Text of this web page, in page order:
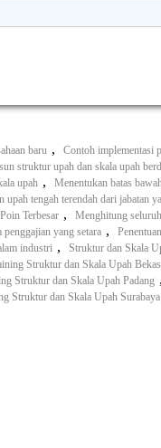
baru , Contoh implementasi
struktur upah dan skala upah
upah , Menentukan batas
upah tengah terendah dari jabatan
Terbesar , Menghitung
yang setara ,
industri , Struktur dan Skala
Struktur dan Skala Upah
Struktur dan Skala Upah Padang ,
Struktur dan Skala Upah Surabaya